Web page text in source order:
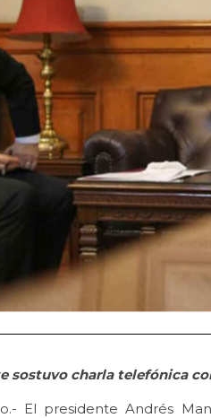
sostuvo charla telefónica
El presidente Andrés